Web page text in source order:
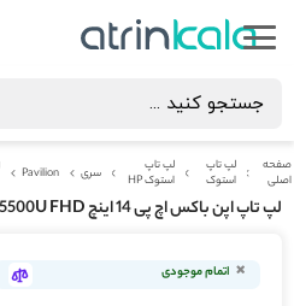
صفحه
اصلی
لپ تاپ
استوک
لپ تاپ
استوک HP
سری Pavilion
لپ تاپ اپن باکس اچ پی 14 اینچ PAVILION 14 RYZEN 5-5500U FHD
اتمام موجودی